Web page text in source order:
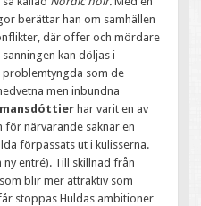
berättar han om samhällen
där offer och mördare
kan döljas i
problemtyngda som de
men inbundna
har varit en av
för närvarande saknar en
förpassats ut i kulisserna.
entré). Till skillnad från
blir mer attraktiv som
stoppas Huldas ambitioner